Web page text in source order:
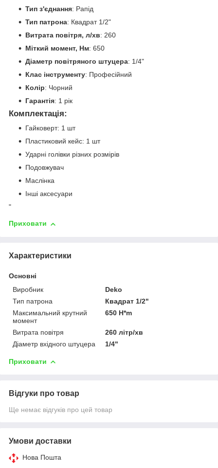
Тип з'єднання: Рапід
Тип патрона: Квадрат 1/2"
Витрата повітря, л/хв: 260
Міткий момент, Нм: 650
Діаметр повітряного штуцера: 1/4"
Клас інструменту: Професійний
Колір: Чорний
Гарантія: 1 рік
Комплектація:
Гайковерт: 1 шт
Пластиковий кейс: 1 шт
Ударні голівки різних розмірів
Подовжувач
Маслінка
Інші аксесуари
"
Приховати
Характеристики
Основні
Виробник
Deko
Тип патрона
Квадрат 1/2"
Максимальний крутний
момент
650 H*m
Витрата повітря
260 літр/хв
Діаметр вхідного штуцера
1/4"
Приховати
Відгуки про товар
Ще немає відгуків про цей товар
Умови доставки
Нова Пошта